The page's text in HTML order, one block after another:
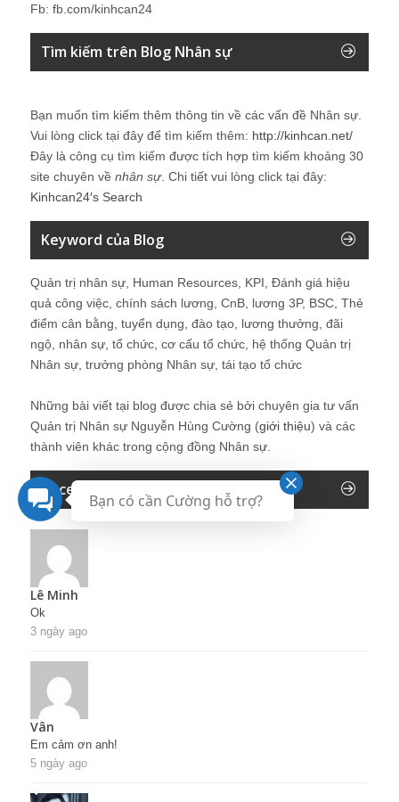
Fb: fb.com/kinhcan24
Tìm kiếm trên Blog Nhân sự
Bạn muốn tìm kiếm thêm thông tin về các vấn đề Nhân sự
Vui lòng click tại đây để tìm kiếm thêm: http://kinhcan.net/
Đây là công cụ tìm kiếm được tích hợp tìm kiếm khoảng 30
site chuyên về nhân sự. Chi tiết vui lòng click tại đây:
Kinhcan24′s Search
Keyword của Blog
Quản trị nhân sự, Human Resources, KPI, Đánh giá hiệu
quả công việc, chính sách lương, CnB, lương 3P, BSC, Thẻ
điểm cân bằng, tuyển dụng, đào tạo, lương thưởng, đãi
ngộ, nhân sự, tổ chức, cơ cấu tổ chức, hệ thống Quản trị
Nhân sự, trưởng phòng Nhân sự, tái tạo tổ chức
Những bài viết tại blog được chia sẻ bởi chuyên gia tư vấn
Quản trị Nhân sự Nguyễn Hùng Cường (giới thiệu) và các
thành viên khác trong cộng đồng Nhân sự.
Recent Comments
Lê Minh
Ok
3 ngày ago
Vân
Em cảm ơn anh!
5 ngày ago
Bạn có cần Cường hỗ trợ?